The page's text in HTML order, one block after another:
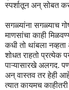
स्पर्शातून अन् सोबत
सगळ्यांना सगळ्याच
माणसांचा काही
कधी तो थांबला
शोधत राहतो प्रत्येक
पाऱ्यासारखे अलगद.
अन् वास्तव तर हेही
त्यात कायमच